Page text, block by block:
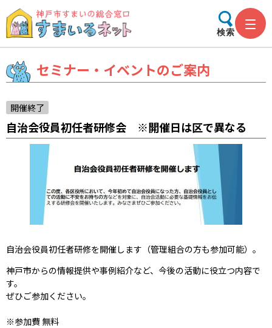
検索
セミナー・イベントのご案内
開催終了
自治会役員初任者研修会 ※開催日は区で異なる
自治会役員初任者研修を開催します（管理組合の方も参加可能）。
神戸市からの情報提供や事例紹介など、今後の活動に役立つ内容で
す。
ぜひご参加ください。
※参加費 無料